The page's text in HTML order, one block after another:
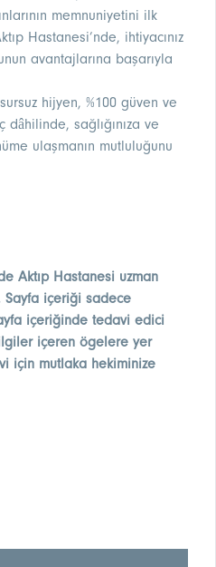
memnuniyetini ilk
Hastanesi’nde, ihtiyacınız
avantajlarına başarıyla
hijyen, %100 güven ve
sağlığınıza ve
ulaşmanın mutluluğunu
Aktıp Hastanesi uzman
Sayfa içeriği sadece
içeriğinde tedavi edici
içeren ögelere yer
için mutlaka hekiminize